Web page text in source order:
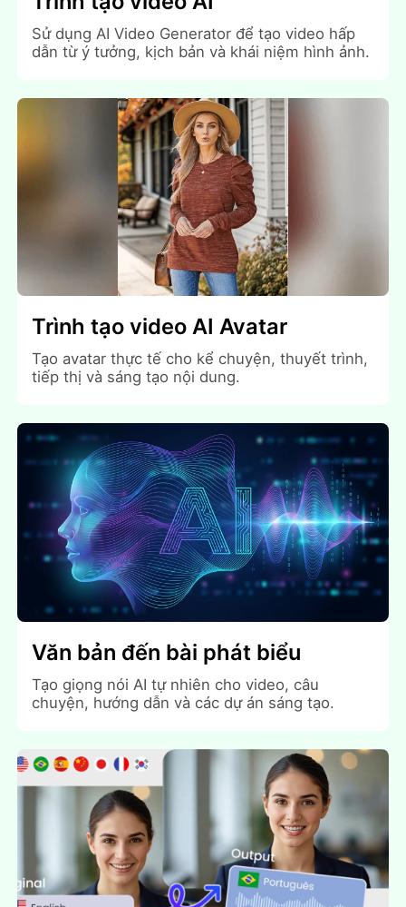
Sử dụng AI Video Generator để tạo video hấp
dẫn từ ý tưởng, kịch bản và khái niệm hình ảnh.
Trình tạo video AI Avatar
Tạo avatar thực tế cho kể chuyện, thuyết trình,
tiếp thị và sáng tạo nội dung.
Văn bản đến bài phát biểu
Tạo giọng nói AI tự nhiên cho video, câu
chuyện, hướng dẫn và các dự án sáng tạo.